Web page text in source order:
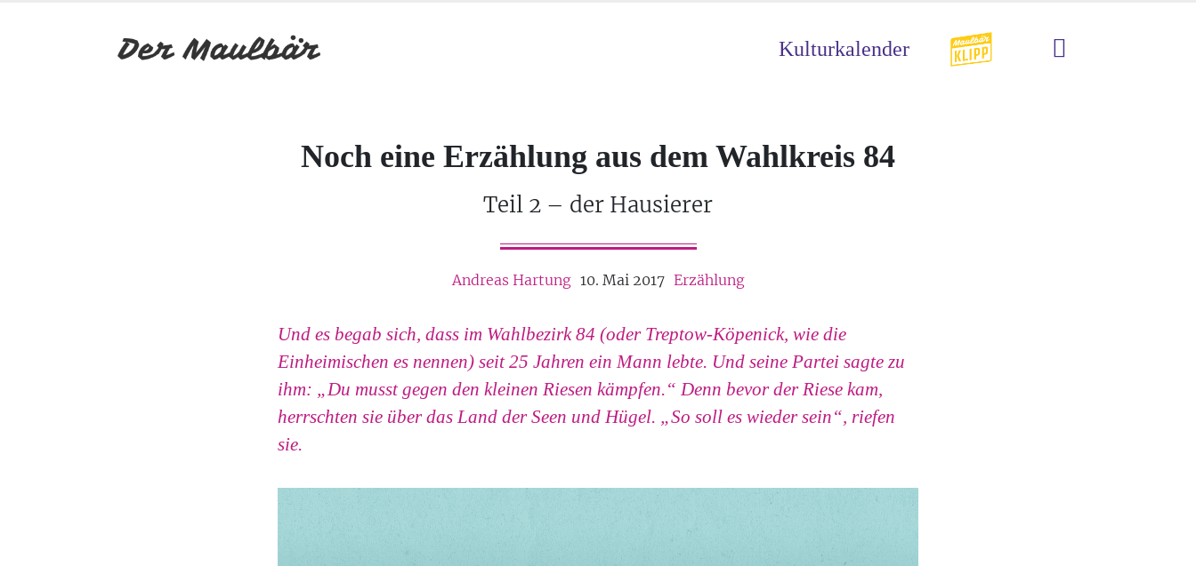
Kulturkalender
Noch eine Erzählung aus dem Wahlkreis 84
Teil 2 – der Hausierer
Andreas Hartung 10. Mai 2017 Erzählung
Und es begab sich, dass im Wahlbezirk 84 (oder Treptow-Köpenick, wie die
Einheimischen es nennen) seit 25 Jahren ein Mann lebte. Und seine Partei sagte zu
ihm: „Du musst gegen den kleinen Riesen kämpfen.“ Denn bevor der Riese kam,
herrschten sie über das Land der Seen und Hügel. „So soll es wieder sein“, riefen
sie.